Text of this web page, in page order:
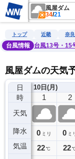
風屋ダム
34/21
雨雲レーダー 台風
トップ 近畿 奈
台風情報
台風13号・15
風屋ダムの天気
日
時
天気
降水
気温
10日(月)
0
0ミリ
22℃
1
0 ミリ
22℃
2
0 ミ
22